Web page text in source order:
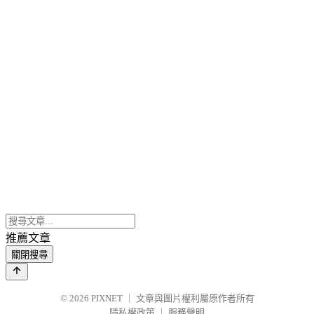
推薦文章
關閉搜尋
© 2026 PIXNET
文章與圖片權利屬原作者所有